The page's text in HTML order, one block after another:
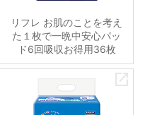
リフレ お肌のことを考え
た１枚で一晩中安心パッ
ド6回吸収お得用36枚